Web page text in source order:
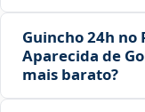
Guincho 24h no
Aparecida de
mais barato?